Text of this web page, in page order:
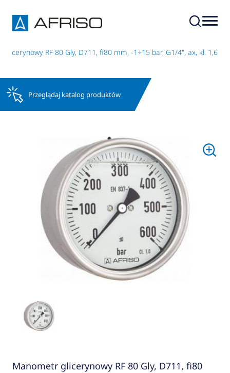
RF 80 Gly, D711, fi80 mm, -1÷15 bar, G1/4", ax, kl. 1,6
Przeglądaj katalog produktów
Manometr glicerynowy RF 80 Gly, D711, fi80